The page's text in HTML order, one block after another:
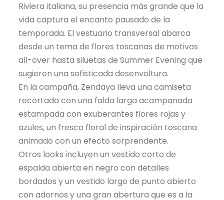
Riviera italiana, su presencia más grande que la
vida captura el encanto pausado de la
temporada. El vestuario transversal abarca
desde un tema de flores toscanas de motivos
all-over hasta siluetas de Summer Evening que
sugieren una sofisticada desenvoltura.
En la campaña, Zendaya lleva una camiseta
recortada con una falda larga acampanada
estampada con exuberantes flores rojas y
azules, un fresco floral de inspiración toscana
animado con un efecto sorprendente.
Otros looks incluyen un vestido corto de
espalda abierta en negro con detalles
bordados y un vestido largo de punto abierto
con adornos y una gran abertura que es a la